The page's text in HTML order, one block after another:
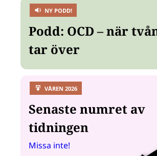
NY PODD!
Podd: OCD – när
tar över
VÅREN 2026
Senaste numret av
tidningen
Missa inte!